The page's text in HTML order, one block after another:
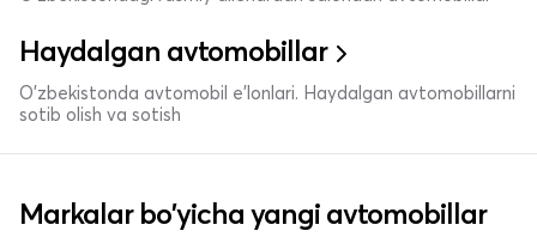
Haydalgan avtomobillar
O'zbekistonda avtomobil e’lonlari. Haydalgan avtomobillarni
sotib olish va sotish
Markalar bo'yicha yangi avtomobillar